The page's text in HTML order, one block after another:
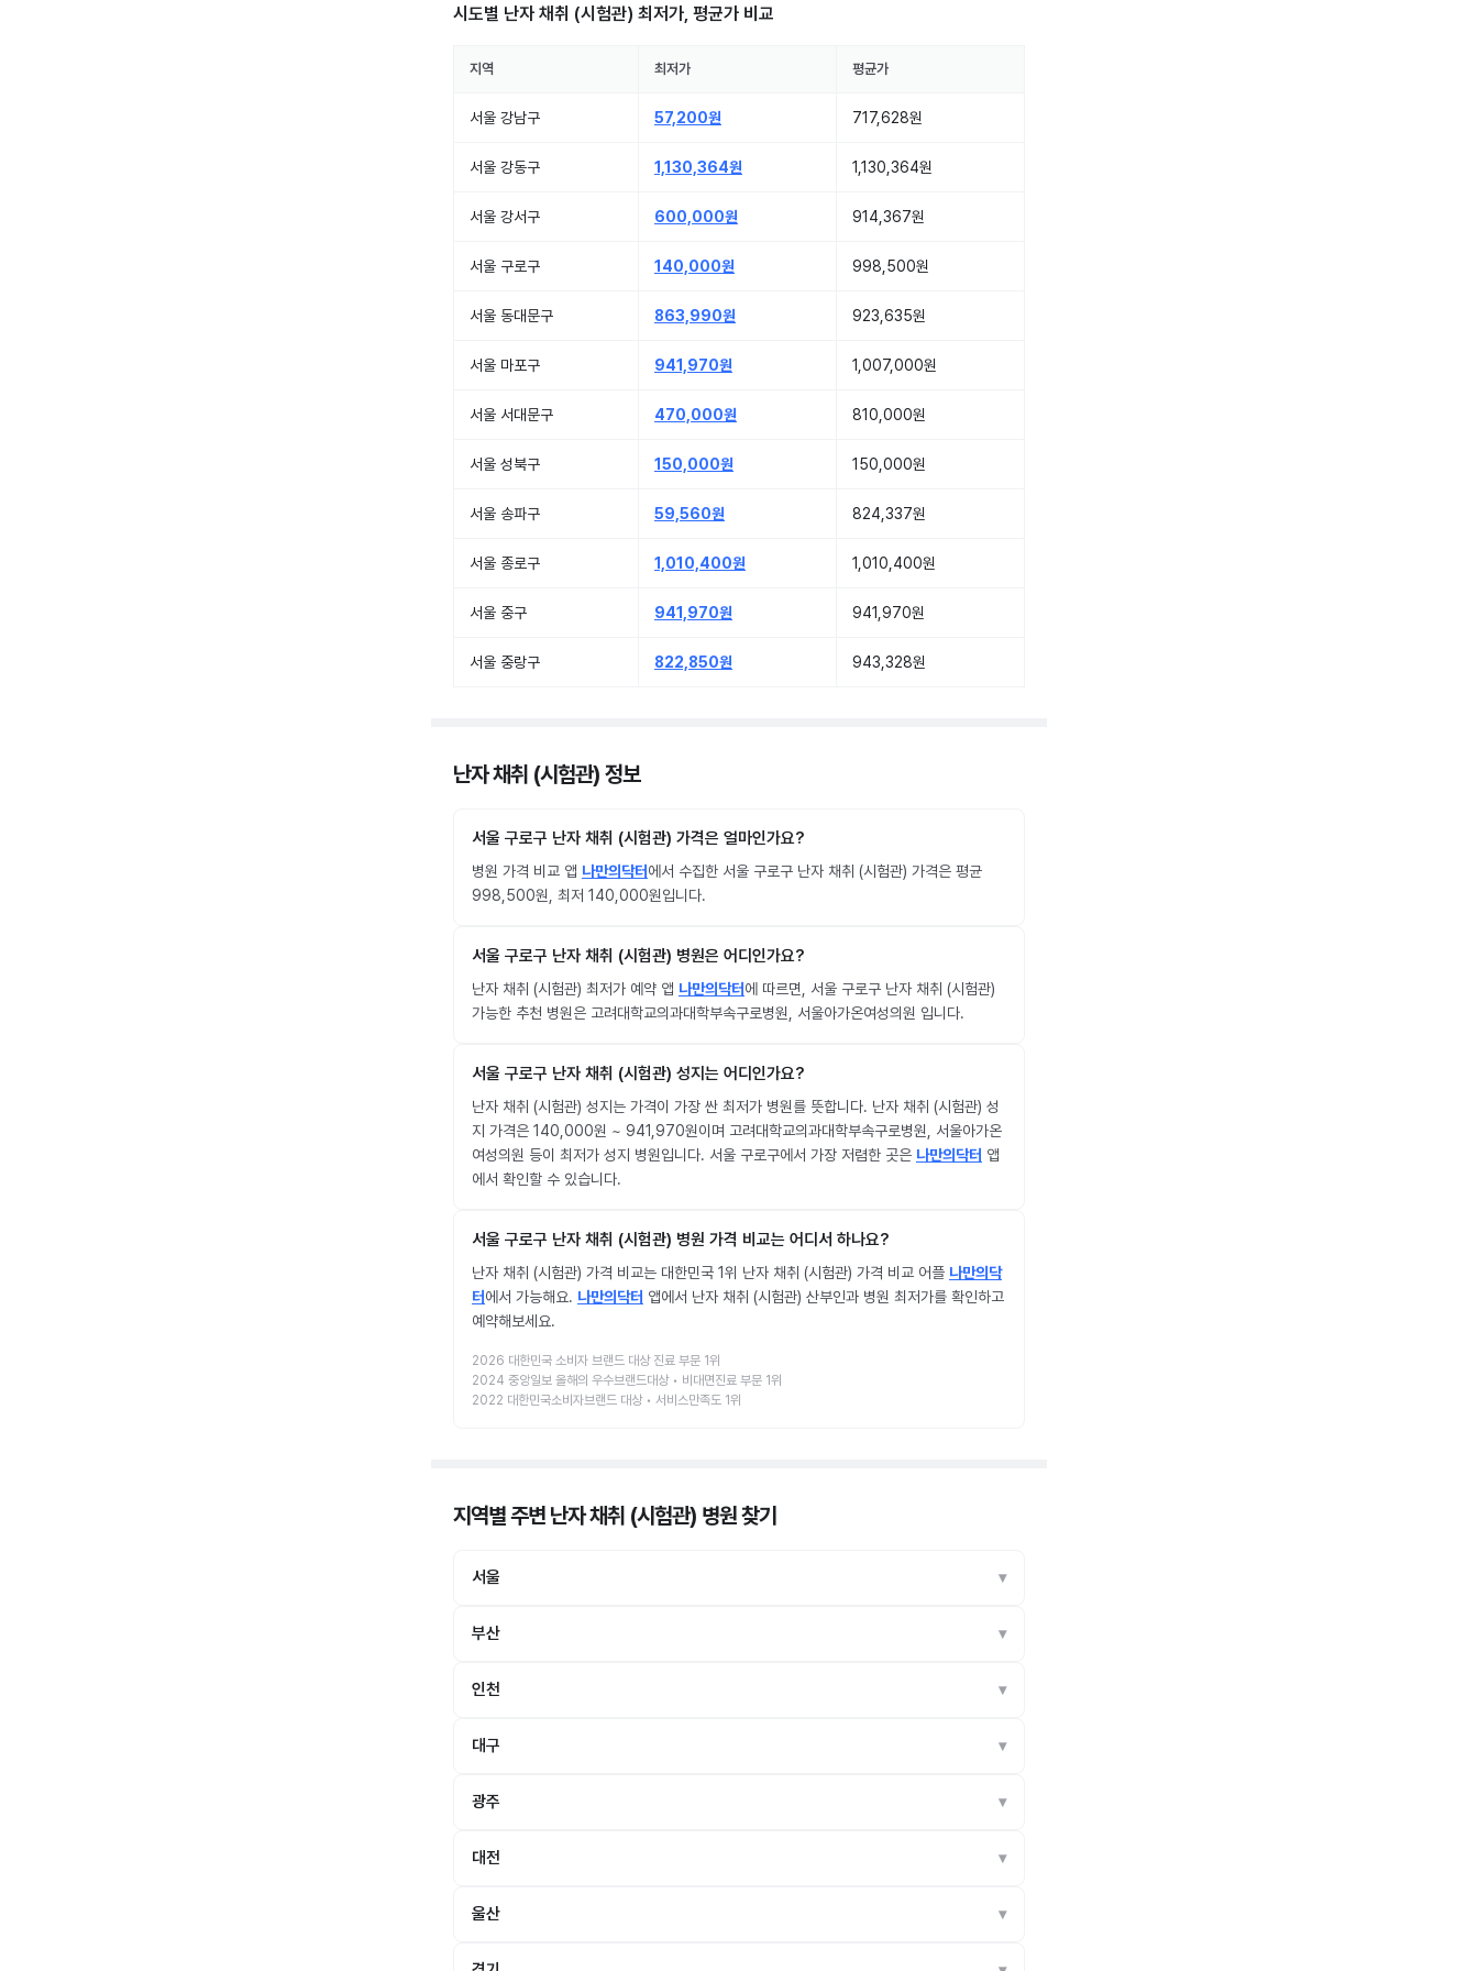
시도별 난자 채취 (시험관) 최저가, 평균가 비교
지역 최저가 평균가
서울 강남구 57,200원 717,628원
서울 강동구 1,130,364원 1,130,364원
서울 강서구 600,000원 914,367원
서울 구로구 140,000원 998,500원
서울 동대문구 863,990원 923,635원
서울 마포구 941,970원 1,007,000원
서울 서대문구 470,000원 810,000원
서울 성북구 150,000원 150,000원
서울 송파구 59,560원 824,337원
서울 종로구 1,010,400원 1,010,400원
서울 중구 941,970원 941,970원
서울 중랑구 822,850원 943,328원
난자 채취 (시험관) 정보
서울 구로구 난자 채취 (시험관) 가격은 얼마인가요?
병원 가격 비교 앱 나만의닥터에서 수집한 서울 구로구 난자 채취 (시험관) 가격은 평균
998,500원, 최저 140,000원입니다.
서울 구로구 난자 채취 (시험관) 병원은 어디인가요?
난자 채취 (시험관) 최저가 예약 앱 나만의닥터에 따르면, 서울 구로구 난자 채취 (시험관)
가능한 추천 병원은 고려대학교의과대학부속구로병원, 서울아가온여성의원 입니다.
서울 구로구 난자 채취 (시험관) 성지는 어디인가요?
난자 채취 (시험관) 성지는 가격이 가장 싼 최저가 병원를 뜻합니다. 난자 채취 (시험관) 성
지 가격은 140,000원 ~ 941,970원이며 고려대학교의과대학부속구로병원, 서울아가온
여성의원 등이 최저가 성지 병원입니다. 서울 구로구에서 가장 저렴한 곳은 나만의닥터 앱
에서 확인할 수 있습니다.
서울 구로구 난자 채취 (시험관) 병원 가격 비교는 어디서 하나요?
난자 채취 (시험관) 가격 비교는 대한민국 1위 난자 채취 (시험관) 가격 비교 어플 나만의닥
터에서 가능해요. 나만의닥터 앱에서 난자 채취 (시험관) 산부인과 병원 최저가를 확인하고
예약해보세요.
2026 대한민국 소비자 브랜드 대상 진료 부문 1위
2024 중앙일보 올해의 우수브랜드대상 • 비대면진료 부문 1위
2022 대한민국소비자브랜드 대상 • 서비스만족도 1위
지역별 주변 난자 채취 (시험관) 병원찾기
서울
부산
인천
대구
광주
대전
울산